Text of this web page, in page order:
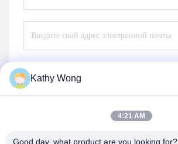
Kathy Wong
4:21 AM
Good day, what product are you looking for?